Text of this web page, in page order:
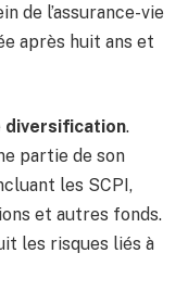
de l’assurance-vie
après huit ans et
diversification.
partie de son
les SCPI,
et autres fonds.
les risques liés à